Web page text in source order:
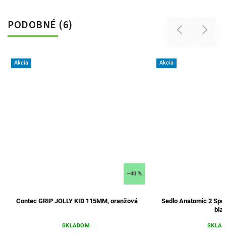
PODOBNÉ (6) Previous
Akcia
–40 %
Contec GRIP JOLLY KID 115MM, oranžová
SKLADOM
Akcia
Sedlo Anatomic 2
Next